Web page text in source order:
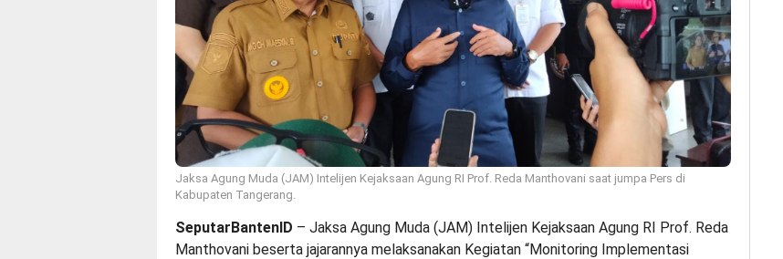
Jaksa Agung Muda (JAM) Intelijen Kejaksaan Agung RI Prof. Reda Manthovani saat jumpa Pers di
Kabupaten Tangerang.
SeputarBantenID – Jaksa Agung Muda (JAM) Intelijen Kejaksaan Agung RI Prof. Reda
Manthovani beserta jajarannya melaksanakan Kegiatan “Monitoring Implementasi